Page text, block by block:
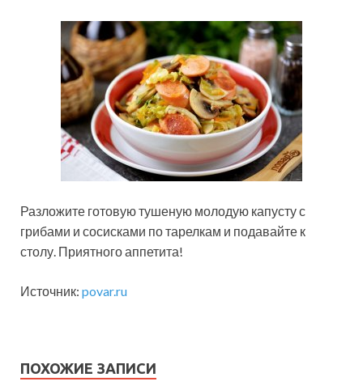
Разложите готовую тушеную молодую капусту с
грибами и сосисками по тарелкам и подавайте к
столу. Приятного аппетита!
Источник: povar.ru
ПОХОЖИЕ ЗАПИСИ